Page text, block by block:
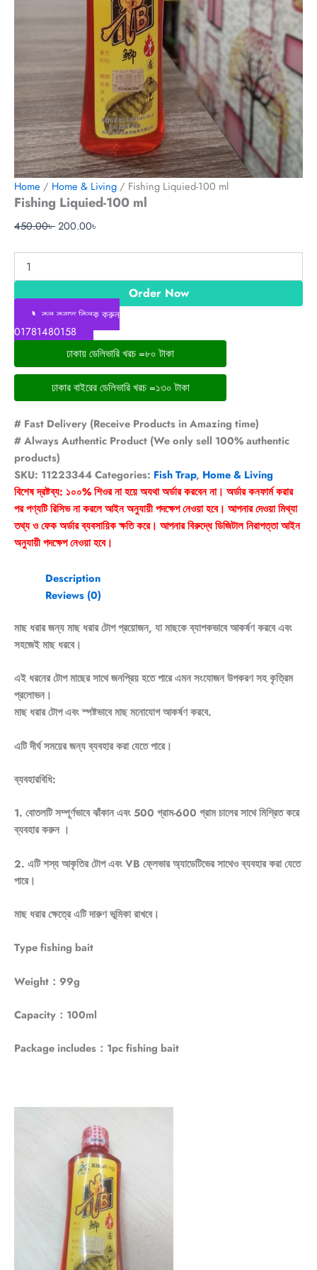
Home / Home & Living / Fishing Liquied-100 ml
Fishing Liquied-100 ml
450.00৳200.00৳
Order Now
📞কল করতে ক্লিক করুন
01781480158
ঢাকায় ডেলিভারি খরচ =৮০ টাকা
ঢাকার বাইরের ডেলিভারি খরচ =১৩০ টাকা
# Fast Delivery (Receive Products in Amazing time)
# Always Authentic Product (We only sell 100% authentic
products)
SKU: 11223344Categories: Fish Trap, Home & Living
বিশেষ দ্রষ্টব্য: ১০০% শিওর না হয়ে অযথা অর্ডার করবেন না। অর্ডার কনফার্ম করার
পর পণ্যটি রিসিভ না করলে আইন অনুযায়ী পদক্ষেপ নেওয়া হবে। আপনার দেওয়া মিথ্যা
তথ্য ও ফেক অর্ডার ব্যবসায়িক ক্ষতি করে। আপনার বিরুদ্ধে ডিজিটাল নিরাপত্তা আইন
অনুযায়ী পদক্ষেপ নেওয়া হবে।
Description
Reviews (0)
মাছ ধরার জন্য মাছ ধরার টোপ প্রয়োজন, যা মাছকে ব্যাপকভাবে আকর্ষণ করবে এবং
সহজেই মাছ ধরবে।
এই ধরনের টোপ মাছের সাথে জনপ্রিয় হতে পারে এমন সংযোজন উপকরণ সহ কৃত্রিম
প্রলোভন।
মাছ ধরার টোপ এবং স্পষ্টভাবে মাছ মনোযোগ আকর্ষণ করবে.
এটি দীর্ঘ সময়ের জন্য ব্যবহার করা যেতে পারে।
ব্যবহারবিধি:
1. বোতলটি সম্পূর্ণভাবে ঝাঁকান এবং 500 গ্রাম-600 গ্রাম চালের সাথে মিশ্রিত করে
ব্যবহার করুন ।
2. এটি শস্য আকৃতির টোপ এবং VB ফ্লেভার অ্যাডেটিভের সাথেও ব্যবহার করা যেতে
পারে।
মাছ ধরার ক্ষেত্রে এটি দারুণ ভূমিকা রাখবে।
Type fishing bait
Weight：99g
Capacity：100ml
Package includes：1pc fishing bait